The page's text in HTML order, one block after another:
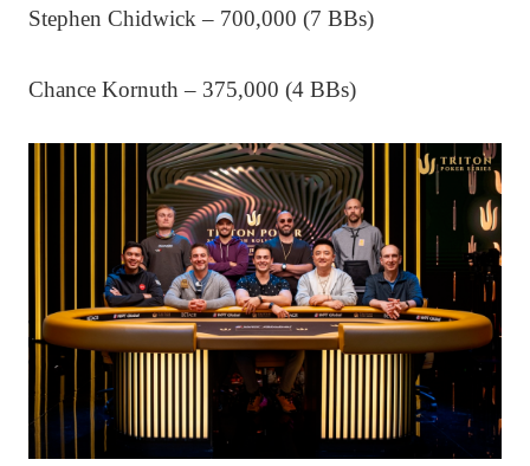
Stephen Chidwick – 700,000 (7 BBs)
Chance Kornuth – 375,000 (4 BBs)